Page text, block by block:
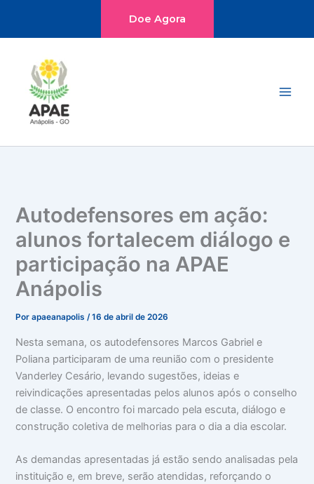
o
conteúdo
Doe Agora
Autodefensores em ação:
alunos fortalecem diálogo e
participação na APAE
Anápolis
Porapaeanapolis/16 de abril de 2026
Nesta semana, os autodefensores Marcos Gabriel e
Poliana participaram de uma reunião com o presidente
Vanderley Cesário, levando sugestões, ideias e
reivindicações apresentadas pelos alunos após o conselho
de classe. O encontro foi marcado pela escuta, diálogo e
construção coletiva de melhorias para o dia a dia escolar.
As demandas apresentadas já estão sendo analisadas pela
instituição e, em breve, serão atendidas, reforçando o